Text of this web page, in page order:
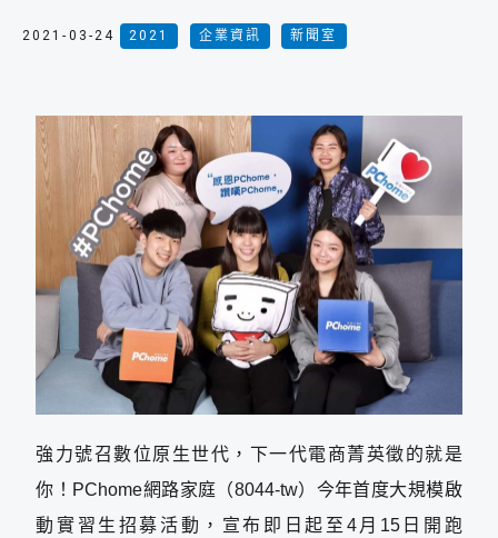
2021-03-24 2021 企業資訊 新聞室
強力號召數位原生世代，下一代電商菁英徵的就是
你！PChome網路家庭（8044-tw）今年首度大規模啟
動實習生招募活動，宣布即日起至4月15日開跑